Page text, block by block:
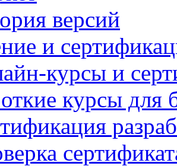
версий
и
курсы и
курсы для